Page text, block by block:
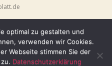
optimal zu gestalten und
verwenden wir Cookies.
Webseite stimmen Sie der
Datenschutzerklärung